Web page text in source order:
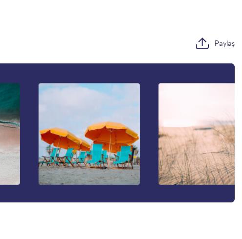
Paylaş